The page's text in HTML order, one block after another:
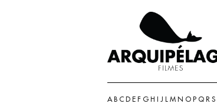
A B C D E F G H I J L M N O P Q R S